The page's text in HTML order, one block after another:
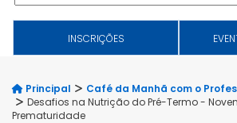
INSCRIÇÕES
Principal
Café da Manhã com o
Desafios na Nutrição do Pré-Termo -
Prematuridade